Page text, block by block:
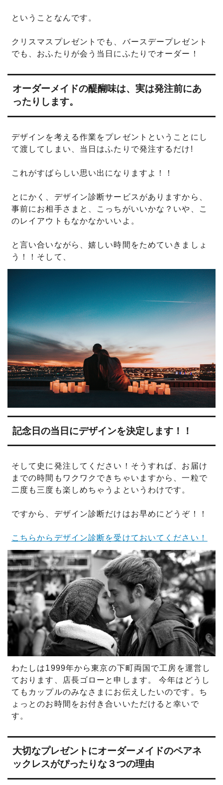
ということなんです。
クリスマスプレゼントでも、バースデープレゼント
でも、おふたりが会う当日にふたりでオーダー！
オーダーメイドの醍醐味は、実は発注前にあ
ったりします。
デザインを考える作業をプレゼントということにし
て渡してしまい、当日はふたりで発注するだけ!
これがすばらしい思い出になりますよ！！
とにかく、デザイン診断サービスがありますから、
事前にお相手さまと、こっちがいいかな？いや、こ
のレイアウトもなかなかいいよ。
と言い合いながら、嬉しい時間をためていきましょ
う！！そして、
記念日の当日にデザインを決定します！！
そして史に発注してください！そうすれば、お届け
までの時間もワクワクできちゃいますから、一粒で
二度も三度も楽しめちゃうよというわけです。
ですから、デザイン診断だけはお早めにどうぞ！！
こちらからデザイン診断を受けておいてください！
わたしは1999年から東京の下町両国で工房を運営し
ております、店長ゴローと申します。 今年はどうし
てもカップルのみなさまにお伝えしたいのです。ち
ょっとのお時間をお付き合いいただけると幸いで
す。
大切なプレゼントにオーダーメイドのペアネ
ックレスがぴったりな３つの理由